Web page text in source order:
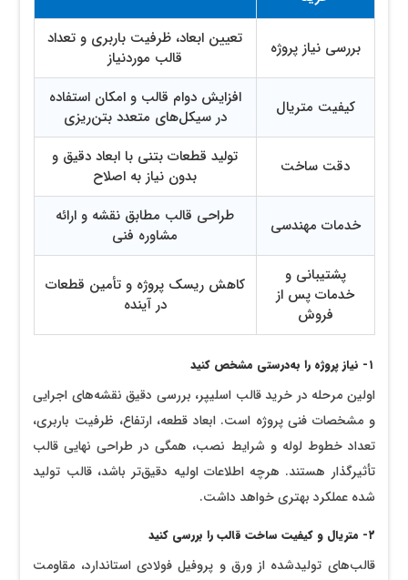
بررسی نیاز پروژه
تعیین ابعاد، ظرفیت باربری و تعداد
قالب موردنیاز
کیفیت متریال
افزایش دوام قالب و امکان استفاده
در سیکل‌های متعدد بتن‌ریزی
دقت ساخت
تولید قطعات بتنی با ابعاد دقیق و
بدون نیاز به اصلاح
خدمات مهندسی
طراحی قالب مطابق نقشه و ارائه
مشاوره فنی
پشتیبانی و
خدمات پس از
فروش
کاهش ریسک پروژه و تأمین قطعات
در آینده
۱- نیاز پروژه را به‌درستی مشخص کنید
اولین مرحله در خرید قالب اسلیپر، بررسی دقیق نقشه‌های اجرایی
و مشخصات فنی پروژه است. ابعاد قطعه، ارتفاع، ظرفیت باربری،
تعداد خطوط لوله و شرایط نصب، همگی در طراحی نهایی قالب
تأثیرگذار هستند. هرچه اطلاعات اولیه دقیق‌تر باشد، قالب تولید
شده عملکرد بهتری خواهد داشت.
۲- متریال و کیفیت ساخت قالب را بررسی کنید
قالب‌های تولیدشده از ورق و پروفیل فولادی استاندارد، مقاومت